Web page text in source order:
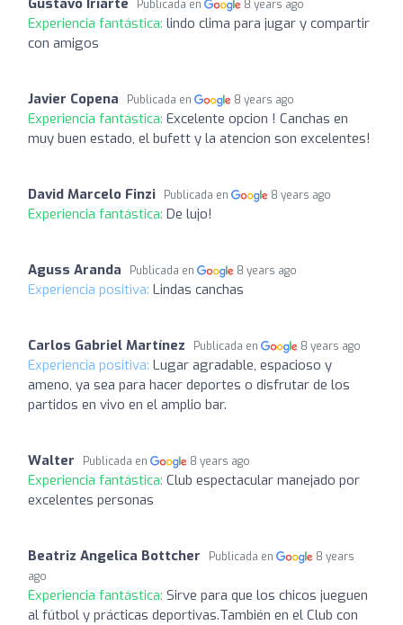
Gustavo Iriarte Publicada en 8 years ago
Experiencia fantástica: lindo clima para jugar y compartir
con amigos
Javier Copena Publicada en 8 years ago
Experiencia fantástica: Excelente opcion ! Canchas en
muy buen estado, el bufett y la atencion son excelentes!
David Marcelo Finzi Publicada en 8 years ago
Experiencia fantástica: De lujo!
Aguss Aranda Publicada en 8 years ago
Experiencia positiva: Lindas canchas
Carlos Gabriel Martínez Publicada en 8 years ago
Experiencia positiva: Lugar agradable, espacioso y
ameno, ya sea para hacer deportes o disfrutar de los
partidos en vivo en el amplio bar.
Walter Publicada en 8 years ago
Experiencia fantástica: Club espectacular manejado por
excelentes personas
Beatriz Angelica Bottcher Publicada en
8 years
ago
Experiencia fantástica: Sirve para que los chicos jueguen
al fútbol y prácticas deportivas.También en el Club con